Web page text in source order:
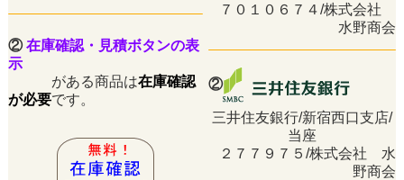
７０１０６７４/株式会社
水野商会
②在庫確認・見積ボタンの表
示
がある商品は在庫確認
が必要です。
②
三井住友銀行/新宿西口支店/
当座
２７７９７５/株式会社 水
野商会